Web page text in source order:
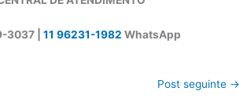
3037 | 11 96231-1982 WhatsApp
Post seguinte →